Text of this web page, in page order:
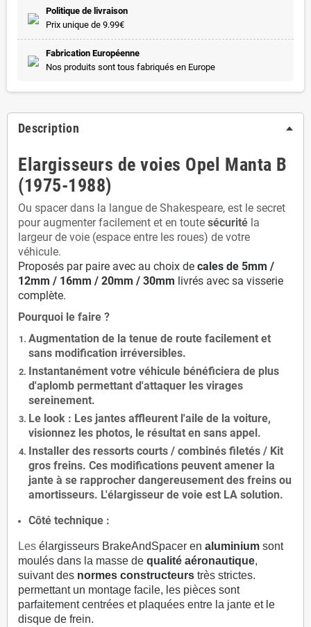
Politique de livraison
Prix unique de 9.99€
Fabrication Européenne
Nos produits sont tous fabriqués en Europe
Description
Elargisseurs de voies Opel Manta B
(1975-1988)
Ou spacer dans la langue de Shakespeare, est le secret
pour augmenter facilement et en toute sécurité la
largeur de voie (espace entre les roues) de votre
véhicule.
Proposés par paire avec au choix de cales de 5mm /
12mm / 16mm / 20mm / 30mm livrés avec sa visserie
complète.
Pourquoi le faire ?
Augmentation de la tenue de route facilement et
sans modification irréversibles.
Instantanément votre véhicule bénéficiera de plus
d'aplomb permettant d'attaquer les virages
sereinement.
Le look : Les jantes affleurent l'aile de la voiture,
visionnez les photos, le résultat en sans appel.
Installer des ressorts courts / combinés filetés / Kit
gros freins. Ces modifications peuvent amener la
jante à se rapprocher dangereusement des freins ou
amortisseurs. L'élargisseur de voie est LA solution.
Côté technique :
Les élargisseurs BrakeAndSpacer en aluminium sont
moulés dans la masse de qualité aéronautique,
suivant des normes constructeurs très strictes.
permettant un montage facile, les pièces sont
parfaitement centrées et plaquées entre la jante et le
disque de frein.